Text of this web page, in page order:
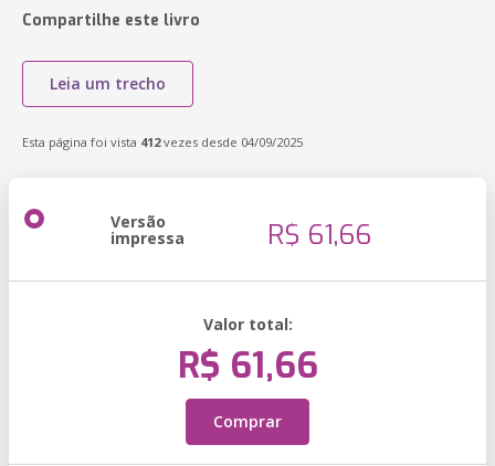
Compartilhe este livro
Leia um trecho
Esta página foi vista 412vezes desde 04/09/2025
Versão
impressa R$ 61,66
Valor total:
R$ 61,66
Comprar